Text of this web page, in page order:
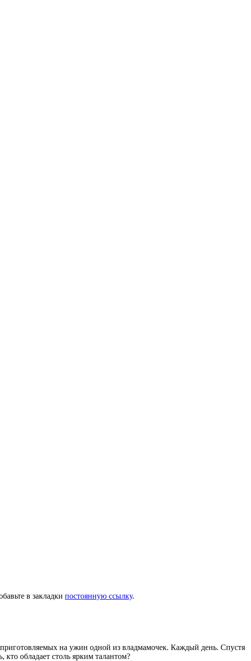
в закладки постоянную ссылку.
на ужин одной из владмамочек. Каждый день. Спустя
обладает столь ярким талантом?